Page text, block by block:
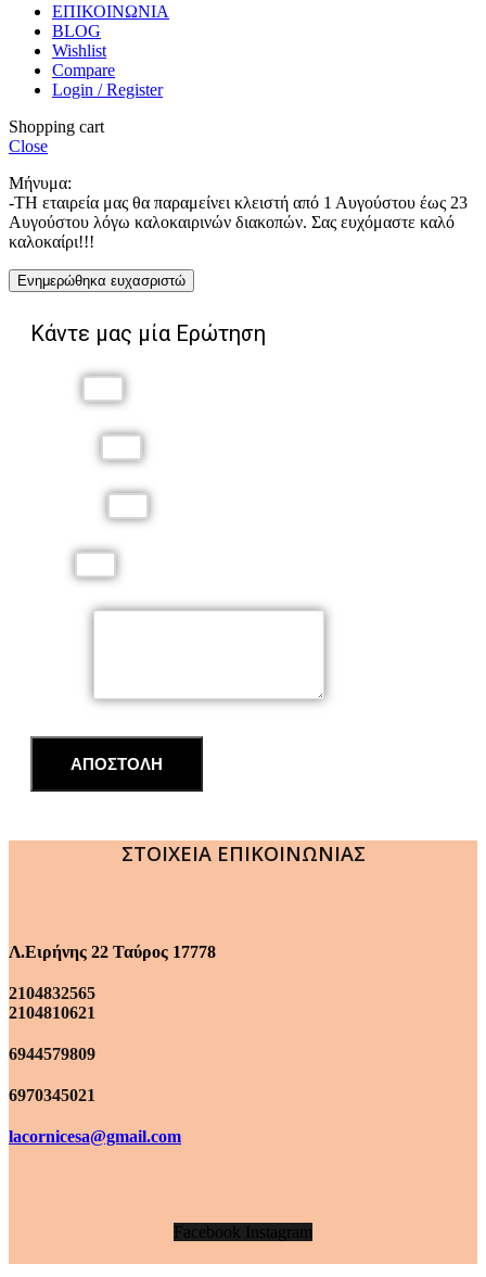
ΕΠΙΚΟΙΝΩΝΙΑ
BLOG
Wishlist
Compare
Login / Register
Shopping cart
Close
Μήνυμα:
-ΤΗ εταιρεία μας θα παραμείνει κλειστή από 1 Αυγούστου έως 23
Αυγούστου λόγω καλοκαιρινών διακοπών. Σας ευχόμαστε καλό
καλοκαίρι!!!
Ενημερώθηκα ευχασριστώ
Κάντε μας μία Ερώτηση
ΑΠΟΣΤΟΛΗ
ΣΤΟΙΧΕΙΑ ΕΠΙΚΟΙΝΩΝΙΑΣ
Λ.Ειρήνης 22 Ταύρος 17778
2104832565
2104810621
6944579809
6970345021
lacornicesa@gmail.com
Facebook Instagram